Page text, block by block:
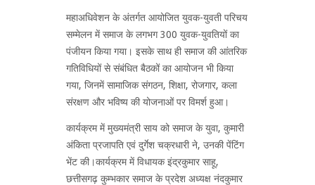
महाअधिवेशन के अंतर्गत आयोजित युवक-युवती परिचय
सम्मेलन में समाज के लगभग 300 युवक-युवतियों का
पंजीयन किया गया। इसके साथ ही समाज की आंतरिक
गतिविधियों से संबंधित बैठकों का आयोजन भी किया
गया, जिनमें सामाजिक संगठन, शिक्षा, रोजगार, कला
संरक्षण और भविष्य की योजनाओं पर विमर्श हुआ।
कार्यक्रम में मुख्यमंत्री साय को समाज के युवा, कुमारी
अंकिता प्रजापति एवं दुर्गेश चक्रधारी ने, उनकी पेंटिंग
भेंट की।कार्यक्रम में विधायक इंद्रकुमार साहू,
छत्तीसगढ़ कुम्भकार समाज के प्रदेश अध्यक्ष नंदकुमार